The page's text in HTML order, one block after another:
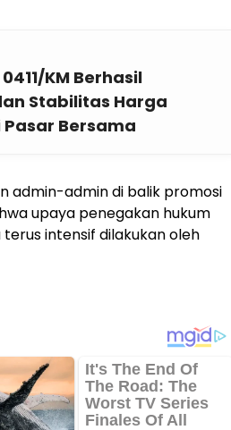
KM Berhasil
Stabilitas Harga
Bersama
admin-admin di balik promosi
upaya penegakan hukum
intensif dilakukan oleh